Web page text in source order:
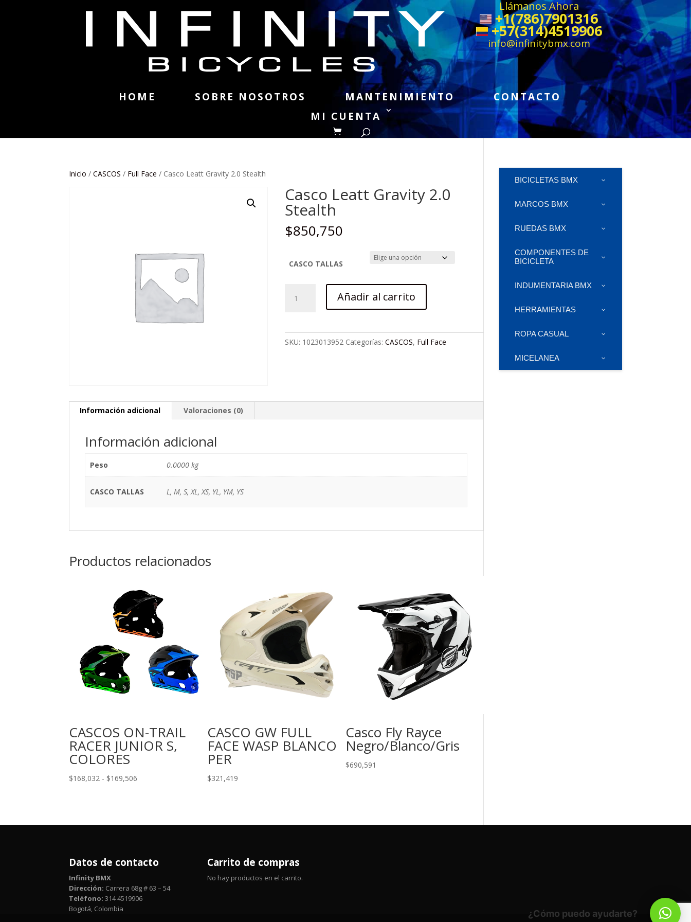
Llámanos Ahora
+1(786)7901316
+57(314)4519906
info@infinitybmx.com
HOME SOBRE NOSOTROS MANTENIMIENTO
CONTACTO
MI CUENTA
Inicio /CASCOS / Full Face / Casco Leatt Gravity 2.0 Stealth
Casco Leatt Gravity 2.0
Stealth
$850,750
CASCO TALLAS
Leatt
Añadir al carrito
SKU: 1023013952 Categorías: CASCOS, Full Face
Información adicional Valoraciones (0)
Información adicional
Peso 0.0000 kg
CASCO TALLAS L, M, S, XL, XS, YL, YM, YS
Productos relacionados
CASCOS ON-TRAIL
RACER JUNIOR S,
COLORES
$168,032 - $169,506
$168,032
CASCO GW FULL
FACE WASP BLANCO
PER
$321,419
Casco Fly Rayce
Negro/Blanco/Gris
$690,591
BICICLETAS BMX
MARCOS BMX
RUEDAS BMX
COMPONENTES DE
BICICLETA
INDUMENTARIA BMX
HERRAMIENTAS
ROPA CASUAL
MICELANEA
Datos de contacto
Infinity BMX
Dirección: Carrera 68g # 63 – 54
Teléfono: 314 4519906
Bogotá, Colombia
Carrito de compras
No hay productos en el carrito.
¿Cómo puedo ayudarte?